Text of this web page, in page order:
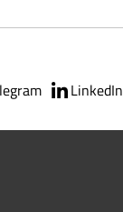
LinkedIn